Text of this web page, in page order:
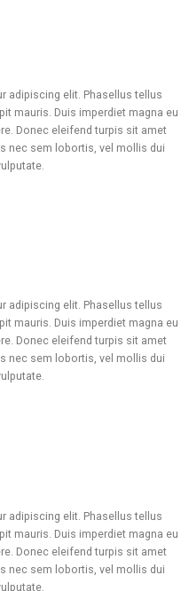
adipiscing elit. Phasellus tellus
mauris. Duis imperdiet magna eu
Donec eleifend turpis sit amet
nec sem lobortis, vel mollis dui
adipiscing elit. Phasellus tellus
mauris. Duis imperdiet magna eu
Donec eleifend turpis sit amet
nec sem lobortis, vel mollis dui
adipiscing elit. Phasellus tellus
mauris. Duis imperdiet magna eu
Donec eleifend turpis sit amet
nec sem lobortis, vel mollis dui